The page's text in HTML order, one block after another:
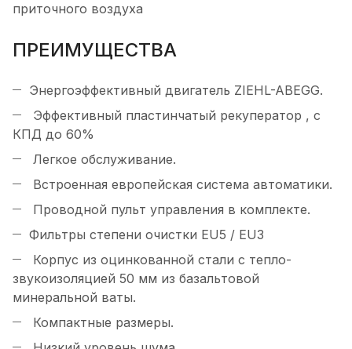
приточного воздуха
ПРЕИМУЩЕСТВА
Энергоэффективный двигатель ZIEHL-ABEGG.
Эффективный пластинчатый рекуператор , с
КПД до 60%
Легкое обслуживание.
Встроенная европейская система автоматики.
Проводной пульт управления в комплекте.
Фильтры степени очистки EU5 / EU3
Корпус из оцинкованной стали с тепло-
звукоизоляцией 50 мм из базальтовой
минеральной ваты.
Компактные размеры.